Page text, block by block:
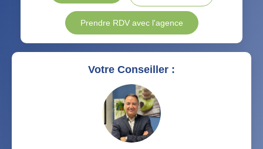
Prendre RDV avec l'agence
Votre Conseiller :